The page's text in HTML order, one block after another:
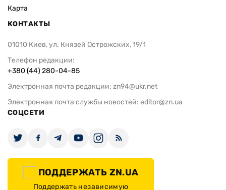
Карта
КОНТАКТЫ
01010 Киев, ул. Князей Острожских, 19/1
Телефон редакции:
+380 (44) 280-04-85
Электронная почта редакции: zn94@ukr.net
Электронная почта службы новостей: editor@zn.ua
СОЦСЕТИ
ПОДДЕРЖАТЬ ZN.UA
Поддержать независимую